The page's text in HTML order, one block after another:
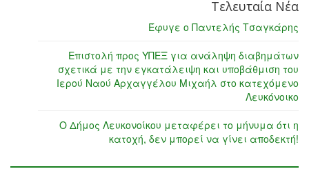
Τελευταία Νέα
Έφυγε ο Παντελής Τσαγκάρης
Επιστολή προς ΥΠΕΞ για ανάληψη διαβημάτων
σχετικά με την εγκατάλειψη και υποβάθμιση του
Ιερού Ναού Αρχαγγέλου Μιχαήλ στο κατεχόμενο
Λευκόνοικο
Ο Δήμος Λευκονοίκου μεταφέρει το μήνυμα ότι η
κατοχή, δεν μπορεί να γίνει αποδεκτή!